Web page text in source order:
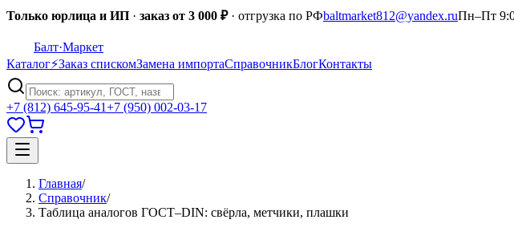
Только юрлица и ИП · заказ от 3 000 ₽· отгрузка по РФbaltmarket812@yandex.ruПн–Пт
Балт·Маркет
Каталог⚡Заказ спискомЗамена импортаСправочникБлогКонтакты
+7 (812) 645-95-41+7 (950) 002-03-17
Главная/
Справочник/
Таблица аналогов ГОСТ–DIN: свёрла, метчики, плашки